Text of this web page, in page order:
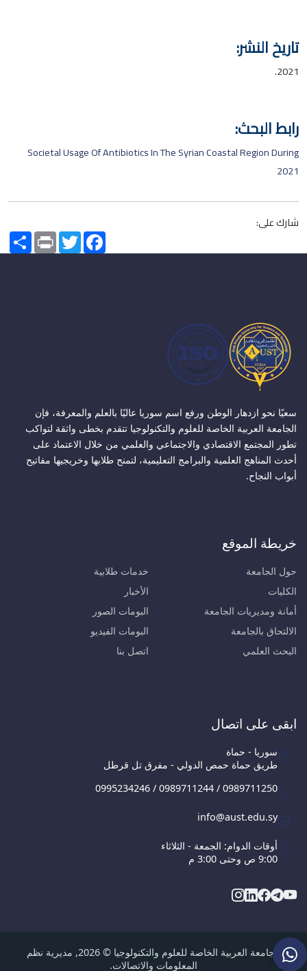
تاريخ النشر:
2021.
رابط البحث:
Societal Usage Of Antibiotics In The Syrian Coastal Region During
2021
شارك على:
Share PrintTwitterFacebook
سعيًا نحو ازدهار الوطن ورفع اسم سوريا عاليًا بالعلم والمعرفة، فإن
الجامعة العربية الخاصة للعلوم والتكنولوجيا تتقدم بخطى واثقة لتواكب
تطور المجتمع الاقتصادي والاجتماعي والعلمي من خلال الاعتماد على
أحدث المناهج العلمية والبرامج التعليمية، لتمنح طلابها وخريجيها مفاتيح
أبواب النجاح.
خريطة الموقع
حول الجامعة
الكليات
أمانة ومديريات الجامعة
الالتحاق بالجامعة
البحث العلمي
خدمات طلابية
الأخبار
البومات الصور
البومات الفيديو
اتصل بنا
ابقى على اتصال
سوريا - حماة
طريق حماة حمص الدولي - مفرق تل قرطل
0995234246 / 0989711244 / 0989711250
info@aust.edu.sy
أوقات الدوام: الجمعة - الثلاثاء
9:00 ص وحتى 3:00 م
الجامعة العربية الخاصة للعلوم والتكنولوجيا © 2026, مديرية نظم
المعلومات والاتصالات.